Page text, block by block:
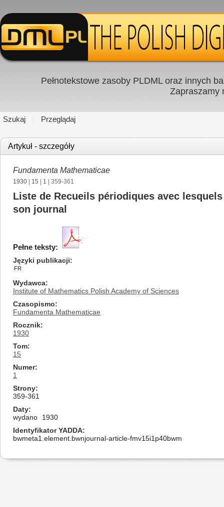
Pełnotekstowe zasoby PLDML oraz innych
Zapraszamy
Szukaj Przeglądaj
Artykuł - szczegóły
Fundamenta Mathematicae
1930 15 1 | 359-361
Liste de Recueils périodiques avec
son journal
Pełne teksty:
Języki publikacji
FR
Wydawca
Institute of Mathematics Polish Academy of Sciences
Czasopismo
Fundamenta Mathematicae
Rocznik
1930
Tom
15
Numer
1
Strony
359-361
Daty
wydano
1930
Identyfikator YADDA
bwmeta1.element.bwnjournal-article-fmv15i1p40bwm